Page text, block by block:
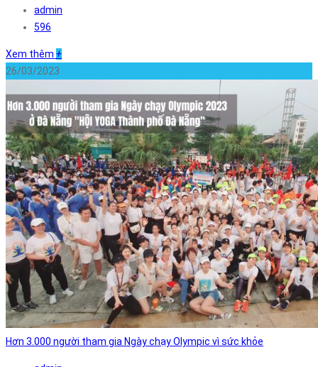
admin
596
Xem thêm +
26/03/2023
Hơn 3.000 người tham gia Ngày chạy Olympic vì sức khỏe